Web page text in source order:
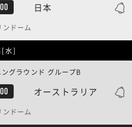
日本
ンドーム
[水]
オーストラリア
ラウンド グループB
ンドーム